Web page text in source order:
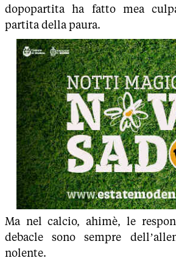
dopopartita ha fatto mea
partita della paura.
Ma nel calcio, ahimè, le
debacle sono sempre
nolente.